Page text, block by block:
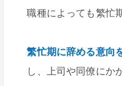
職種によっても繁忙
繁忙期に辞める意向
し、上司や同僚にか